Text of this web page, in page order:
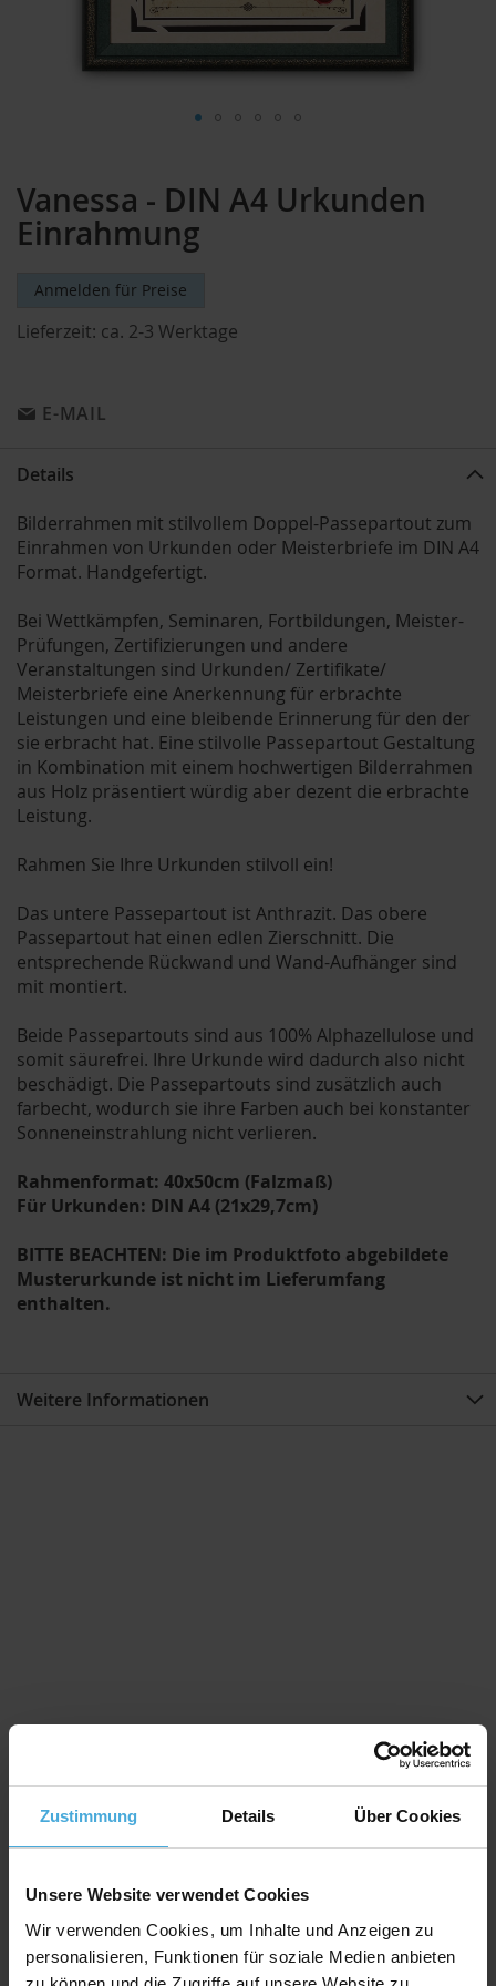
Zustimmung Details Über Cookies
Unsere Website verwendet Cookies
Wir verwenden Cookies, um Inhalte und Anzeigen zu
personalisieren, Funktionen für soziale Medien anbieten
Vanessa - DIN A4 Urkunden
Einrahmung
Anmelden für Preise
Lieferzeit: ca. 2-3 Werktage
E-MAIL
der
Bildergalerie
springen
Details
Bilderrahmen mit stilvollem Doppel-Passepartout zum
Einrahmen von Urkunden oder Meisterbriefe im DIN A4
Format. Handgefertigt.
Bei Wettkämpfen, Seminaren, Fortbildungen, Meister-
Prüfungen, Zertifizierungen und andere
Veranstaltungen sind Urkunden/ Zertifikate/
Meisterbriefe eine Anerkennung für erbrachte
Leistungen und eine bleibende Erinnerung für den der
sie erbracht hat. Eine stilvolle Passepartout Gestaltung
in Kombination mit einem hochwertigen Bilderrahmen
aus Holz präsentiert würdig aber dezent die erbrachte
Leistung.
Rahmen Sie Ihre Urkunden stilvoll ein!
Das untere Passepartout ist Anthrazit. Das obere
Passepartout hat einen edlen Zierschnitt. Die
entsprechende Rückwand und Wand-Aufhänger sind
mit montiert.
Beide Passepartouts sind aus 100% Alphazellulose und
somit säurefrei. Ihre Urkunde wird dadurch also nicht
beschädigt. Die Passepartouts sind zusätzlich auch
farbecht, wodurch sie ihre Farben auch bei konstanter
Sonneneinstrahlung nicht verlieren.
Rahmenformat: 40x50cm (Falzmaß)
Für Urkunden: DIN A4 (21x29,7cm)
BITTE BEACHTEN: Die im Produktfoto abgebildete
Musterurkunde ist nicht im Lieferumfang
enthalten.
Weitere Informationen